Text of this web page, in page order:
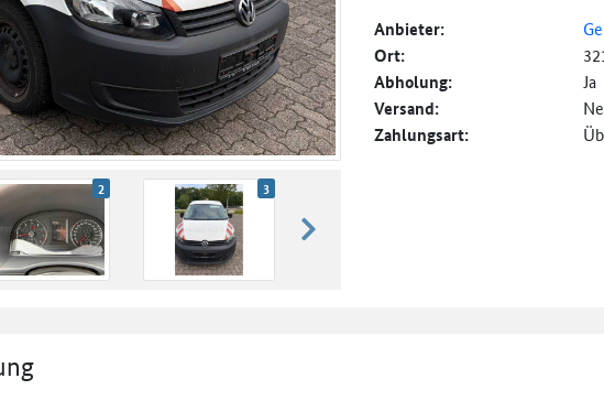
2 3
weiter blättern
Anbieter:
Ort:
Abholung: Ja
Versand:
Zahlungsart: